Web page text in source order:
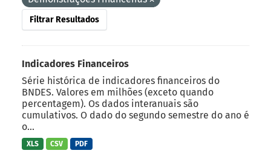
Filtrar Resultados
Indicadores Financeiros
Série histórica de indicadores financeiros do
BNDES. Valores em milhões (exceto quando
percentagem). Os dados interanuais são
cumulativos. O dado do segundo semestre do ano é
o...
XLS CSV PDF